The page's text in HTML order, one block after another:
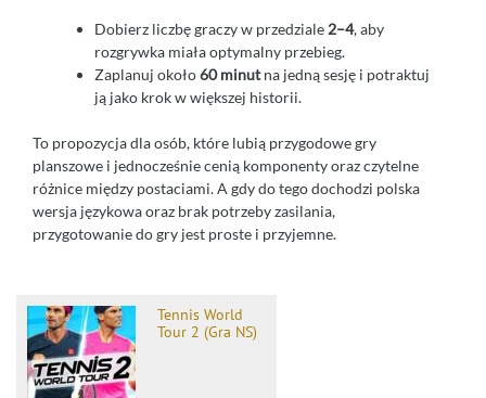
Dobierz liczbę graczy w przedziale 2–4, aby
rozgrywka miała optymalny przebieg.
Zaplanuj około60 minutna jedną sesję i potraktuj
ją jako krok w większej historii.
To propozycja dla osób, które lubią przygodowe gry
planszowe i jednocześnie cenią komponenty oraz czytelne
różnice między postaciami. A gdy do tego dochodzi polska
wersja językowa oraz brak potrzeby zasilania,
przygotowanie do gry jest proste i przyjemne.
Tennis World
Tour 2 (Gra NS)